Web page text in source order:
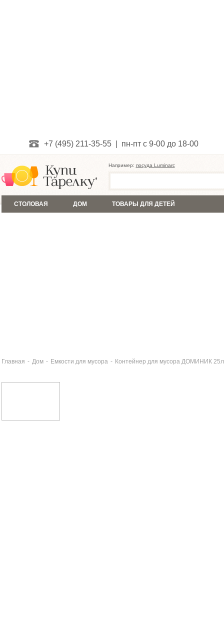
+7 (495) 211-35-55 | пн-пт с 9-00 до 18-00
Например: посуда Luminarc
СТОЛОВАЯ ДОМ ТОВАРЫ ДЛЯ ДЕТЕЙ
Главная - Дом - Емкости для мусора - Контейнер для мусора ДОМИНИК